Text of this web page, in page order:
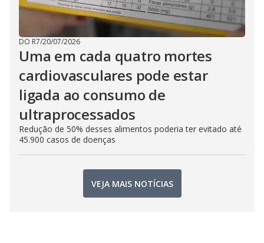
DO R7/20/07/2026
Uma em cada quatro mortes
cardiovasculares pode estar
ligada ao consumo de
ultraprocessados
Redução de 50% desses alimentos poderia ter evitado até
45.900 casos de doenças
VEJA MAIS NOTÍCIAS